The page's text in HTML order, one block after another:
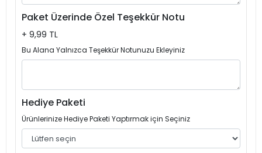
Paket Üzerinde Özel Teşekkür Notu
+ 9,99 TL
Bu Alana Yalnızca Teşekkür Notunuzu Ekleyiniz
Hediye Paketi
Ürünlerinize Hediye Paketi Yaptırmak için Seçiniz